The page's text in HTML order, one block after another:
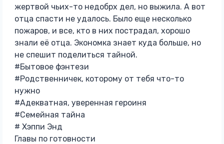
жертвой чьих-то недобрх дел, но выжила. А вот
отца спасти не удалось. Было еще несколько
пожаров, и все, кто в них пострадал, хорошо
знали её отца. Экономка знает куда больше, но
не спешит поделиться тайной.
#Бытовое фэнтези
#Родственничек, которому от тебя что-то
нужно
#Адекватная, уверенная героиня
#Семейная тайна
# Хэппи Энд
Главы по готовности